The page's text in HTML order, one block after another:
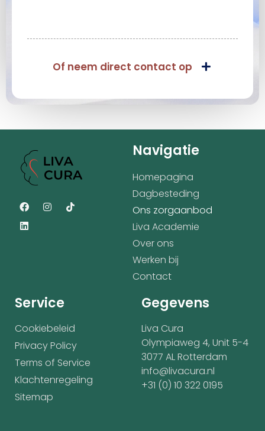
Of neem direct contact op
Navigatie
Homepagina
Dagbesteding
Ons zorgaanbod
Liva Academie
Over ons
Werken bij
Contact
Service
Cookiebeleid
Privacy Policy
Terms of Service
Klachtenregeling
Sitemap
Gegevens
Liva Cura
Olympiaweg 4, Unit 5-4
3077 AL Rotterdam
info@livacura.nl
+31 (0) 10 322 0195